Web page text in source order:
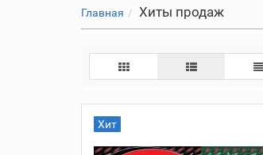
Главная Хиты продаж
Хит